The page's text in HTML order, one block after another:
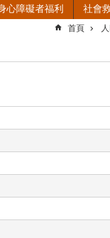
心障礙者福利 社會
首頁